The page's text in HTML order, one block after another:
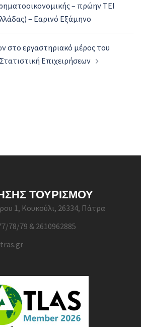
– πρώην ΤΕΙ
– Εαρινό Εξάμηνο
στο εργαστηριακό μέρος του
Επιχειρήσεων
ΤΟΥΡΙΣΜΟΎ
1, Κουκούλι, 26334, Πάτρα
78/79 & 2610962885